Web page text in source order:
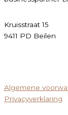
Kruisstraat 15
9411 PD Beilen
Algemene
Privacyverklaring